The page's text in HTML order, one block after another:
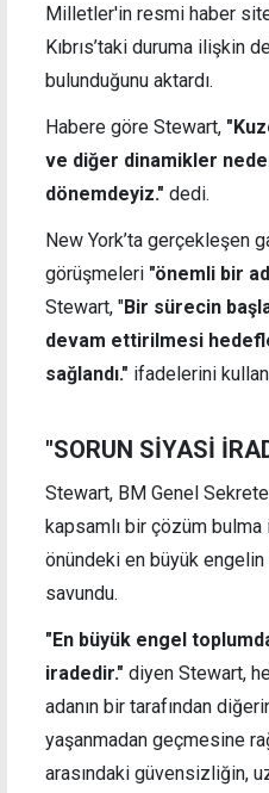
Milletler'in resmi haber
Kıbrıs’taki duruma ilişkin
bulunduğunu aktardı.
Habere göre Stewart,
ve diğer dinamikler
dönemdeyiz." dedi.
New York’ta gerçekleşen
görüşmeleri "önemli bir
Stewart, "Bir sürecin
devam ettirilmesi
sağlandı." ifadelerini
"SORUN SİYASİ
Stewart, BM Genel
kapsamlı bir çözüm
önündeki en büyük engelin
savundu.
"En büyük engel
iradedir." diyen Stewart,
adanın bir tarafından
yaşanmadan geçmesine
arasındaki güvensizliğin,